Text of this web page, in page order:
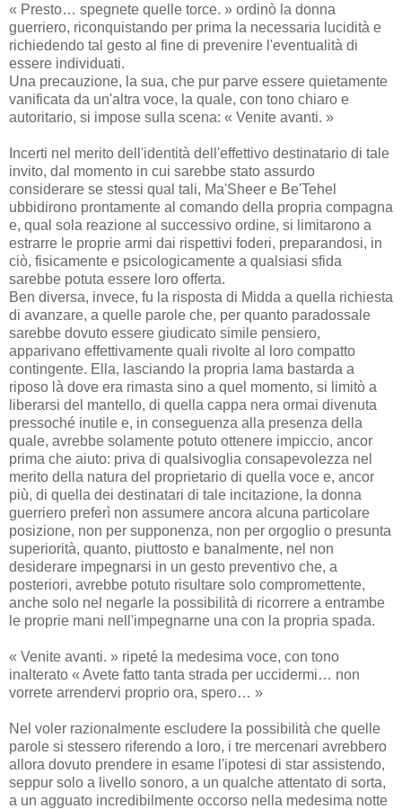
« Presto… spegnete quelle torce. » ordinò la donna
guerriero, riconquistando per prima la necessaria lucidità e
richiedendo tal gesto al fine di prevenire l'eventualità di
essere individuati.
Una precauzione, la sua, che pur parve essere quietamente
vanificata da un'altra voce, la quale, con tono chiaro e
autoritario, si impose sulla scena: « Venite avanti. »
Incerti nel merito dell'identità dell'effettivo destinatario di tale
invito, dal momento in cui sarebbe stato assurdo
considerare se stessi qual tali, Ma'Sheer e Be'Tehel
ubbidirono prontamente al comando della propria compagna
e, qual sola reazione al successivo ordine, si limitarono a
estrarre le proprie armi dai rispettivi foderi, preparandosi, in
ciò, fisicamente e psicologicamente a qualsiasi sfida
sarebbe potuta essere loro offerta.
Ben diversa, invece, fu la risposta di Midda a quella richiesta
di avanzare, a quelle parole che, per quanto paradossale
sarebbe dovuto essere giudicato simile pensiero,
apparivano effettivamente quali rivolte al loro compatto
contingente. Ella, lasciando la propria lama bastarda a
riposo là dove era rimasta sino a quel momento, si limitò a
liberarsi del mantello, di quella cappa nera ormai divenuta
pressoché inutile e, in conseguenza alla presenza della
quale, avrebbe solamente potuto ottenere impiccio, ancor
prima che aiuto: priva di qualsivoglia consapevolezza nel
merito della natura del proprietario di quella voce e, ancor
più, di quella dei destinatari di tale incitazione, la donna
guerriero preferì non assumere ancora alcuna particolare
posizione, non per supponenza, non per orgoglio o presunta
superiorità, quanto, piuttosto e banalmente, nel non
desiderare impegnarsi in un gesto preventivo che, a
posteriori, avrebbe potuto risultare solo compromettente,
anche solo nel negarle la possibilità di ricorrere a entrambe
le proprie mani nell'impegnarne una con la propria spada.
« Venite avanti. » ripeté la medesima voce, con tono
inalterato « Avete fatto tanta strada per uccidermi… non
vorrete arrendervi proprio ora, spero… »
Nel voler razionalmente escludere la possibilità che quelle
parole si stessero riferendo a loro, i tre mercenari avrebbero
allora dovuto prendere in esame l'ipotesi di star assistendo,
seppur solo a livello sonoro, a un qualche attentato di sorta,
a un agguato incredibilmente occorso nella medesima notte